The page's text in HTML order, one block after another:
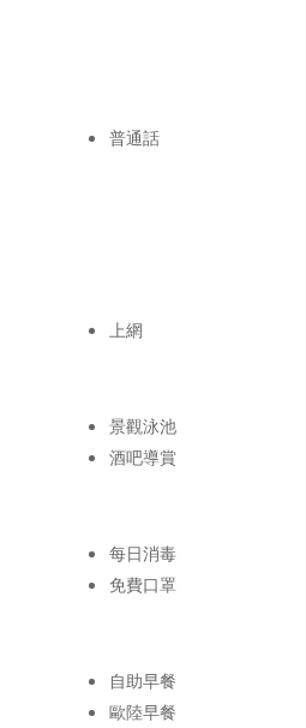
普通話
上網
景觀泳池
酒吧導賞
每日消毒
免費口罩
自助早餐
歐陸早餐